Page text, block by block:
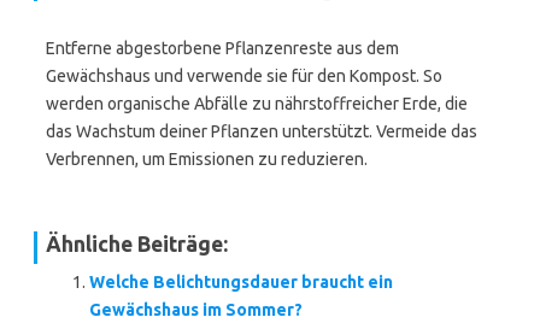
Entferne abgestorbene Pflanzenreste aus dem
Gewächshaus und verwende sie für den Kompost. So
werden organische Abfälle zu nährstoffreicher Erde, die
das Wachstum deiner Pflanzen unterstützt. Vermeide das
Verbrennen, um Emissionen zu reduzieren.
Ähnliche Beiträge:
Welche Belichtungsdauer braucht ein
Gewächshaus im Sommer?